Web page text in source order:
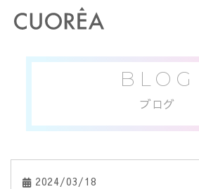
BLOG
ブログ
2024/03/18